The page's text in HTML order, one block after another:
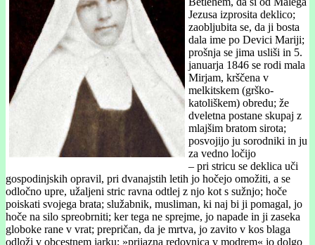
Jezusa izprosita deklico;
zaobljubita se, da ji bosta
dala ime po Devici Mariji;
prošnja se jima usliši in 5.
januarja 1846 se rodi mala
Mirjam, krščena v
melkitskem (grško-
katoliškem) obredu; že
dveletna postane skupaj z
mlajšim bratom sirota;
posvojijo ju sorodniki in ju
za vedno ločijo
– pri stricu se deklica uči
gospodinjskih opravil, pri dvanajstih letih jo hočejo omožiti, a se
odločno upre, užaljeni stric ravna odtlej z njo kot s sužnjo; hoče
poiskati svojega brata; služabnik, musliman, ki naj bi ji pomagal, jo
hoče na silo spreobrniti; ker tega ne sprejme, jo napade in ji zaseka
globoke rane v vrat; prepričan, da je mrtva, jo zavito v kos blaga
odloži v obcestnem jarku; »prijazna redovnica v modrem« jo dolgo